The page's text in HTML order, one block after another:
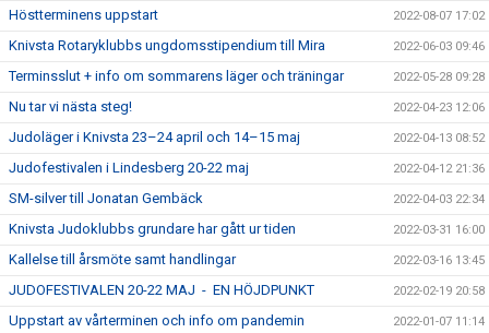
Höstterminens uppstart 2022-08-07 17:02
Knivsta Rotaryklubbs ungdomsstipendium till Mira 2022-06-03 09:46
Terminsslut + info om sommarens läger och träningar 2022-05-28 09:28
Nu tar vi nästa steg! 2022-04-23 12:06
Judoläger i Knivsta 23–24 april och 14–15 maj 2022-04-13 08:52
Judofestivalen i Lindesberg 20-22 maj 2022-04-12 21:36
SM-silver till Jonatan Gembäck 2022-04-03 22:34
Knivsta Judoklubbs grundare har gått ur tiden 2022-03-31 16:00
Kallelse till årsmöte samt handlingar 2022-03-16 13:45
JUDOFESTIVALEN 20-22 MAJ - EN HÖJDPUNKT 2022-02-19 20:58
Uppstart av vårterminen och info om pandemin 2022-01-07 11:14